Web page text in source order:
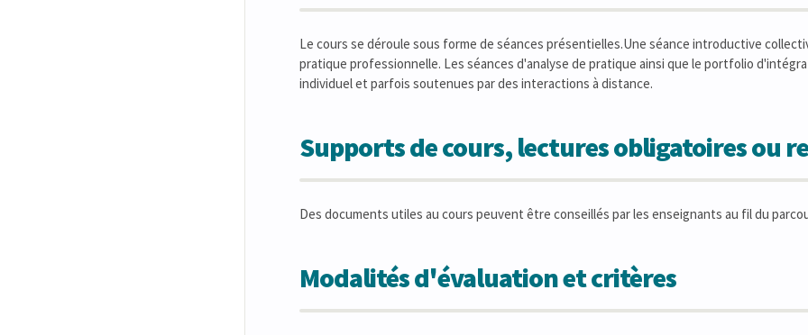
Le cours se déroule sous forme de séances présentielles.Une séance introductive
pratique professionnelle. Les séances d'analyse de pratique ainsi que le portfolio
individuel et parfois soutenues par des interactions à distance.
Supports de cours, lectures obligatoires ou
Des documents utiles au cours peuvent être conseillés par les enseignants au fil du
Modalités d'évaluation et critères